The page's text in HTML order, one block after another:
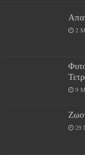
2
9
29